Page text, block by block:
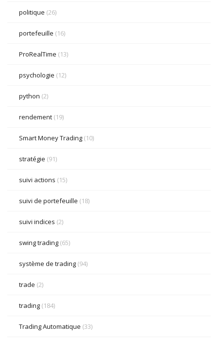
politique (26)
portefeuille (16)
ProRealTime (13)
psychologie (12)
python (2)
rendement (19)
Smart Money Trading (10)
stratégie (91)
suivi actions (15)
suivi de portefeuille (18)
suivi indices (2)
swing trading (65)
système de trading (94)
trade (2)
trading (184)
Trading Automatique (33)